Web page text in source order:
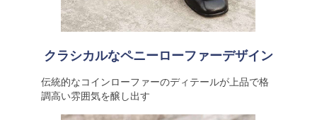
クラシカルなペニーローファーデザイン
伝統的なコインローファーのディテールが上品で格
調高い雰囲気を醸し出す